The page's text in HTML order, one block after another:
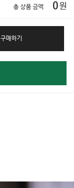
총 상품 금액 0원
구매하기